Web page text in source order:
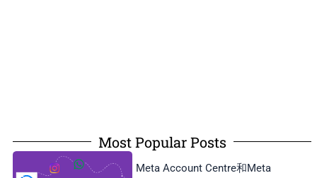
Most Popular Posts
Meta Account Centre和Meta